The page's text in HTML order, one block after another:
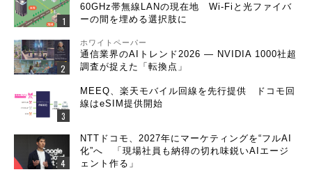
60GHz帯無線LANの現在地 Wi-Fiと光ファイバ
ーの間を埋める選択肢に
ホワイトペーパー
通信業界のAIトレンド2026 ― NVIDIA 1000社超
調査が捉えた「転換点」
MEEQ、楽天モバイル回線を先行提供 ドコモ回
線はeSIM提供開始
NTTドコモ、2027年にマーケティングを“フルAI
化”へ 「現場社員も納得の切れ味鋭いAIエージ
ェント作る」